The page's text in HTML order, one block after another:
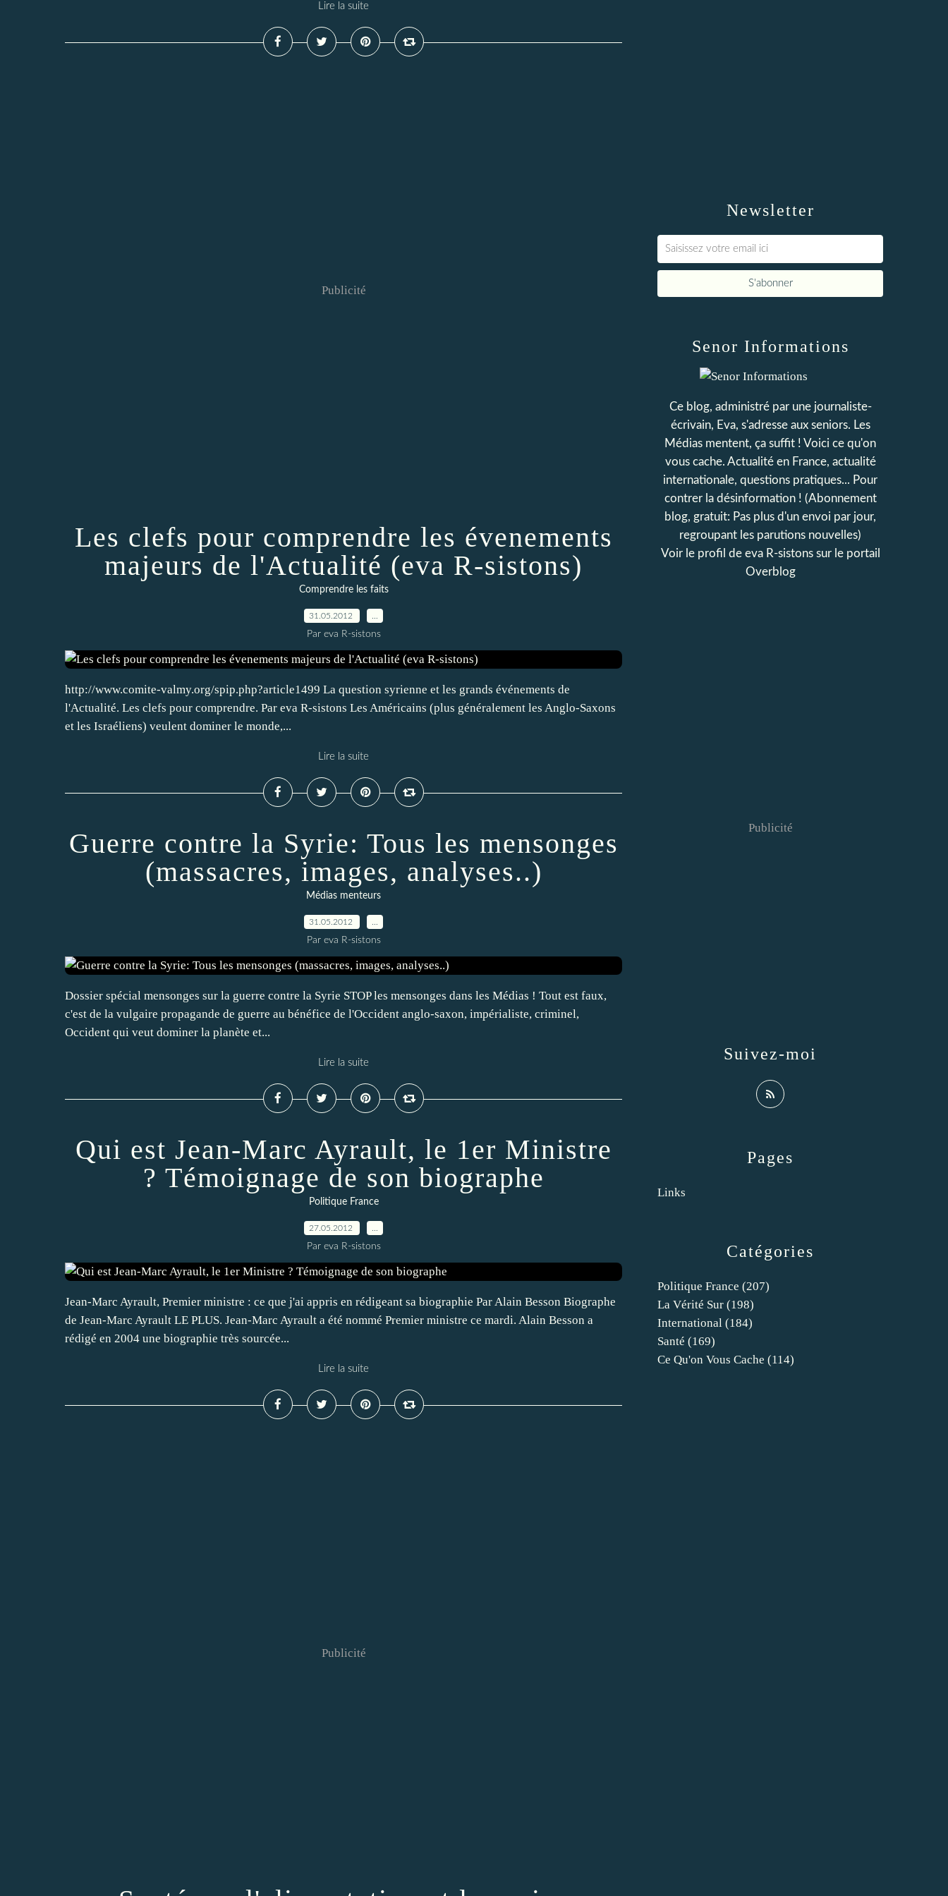
Lire la suite
Publicité
Les clefs pour comprendre les évenements
majeurs de l'Actualité (eva R-sistons)
Comprendre les faits
31.05.2012
Par eva R-sistons
http://www.comite-valmy.org/spip.php?article1499 La question syrienne et les grands événements de
l'Actualité. Les clefs pour comprendre. Par eva R-sistons Les Américains (plus généralement les Anglo-Saxons
et les Israéliens) veulent dominer le monde,...
Lire la suite
Guerre contre la Syrie: Tous les mensonges
(massacres, images, analyses..)
Médias menteurs
31.05.2012
Par eva R-sistons
Dossier spécial mensonges sur la guerre contre la Syrie STOP les mensonges dans les Médias ! Tout est faux,
c'est de la vulgaire propagande de guerre au bénéfice de l'Occident anglo-saxon, impérialiste, criminel,
Occident qui veut dominer la planète et...
Lire la suite
Qui est Jean-Marc Ayrault, le 1er Ministre
? Témoignage de son biographe
Politique France
27.05.2012
Par eva R-sistons
Jean-Marc Ayrault, Premier ministre : ce que j'ai appris en rédigeant sa biographie Par Alain Besson Biographe
de Jean-Marc Ayrault LE PLUS. Jean-Marc Ayrault a été nommé Premier ministre ce mardi. Alain Besson a
rédigé en 2004 une biographie très sourcée...
Lire la suite
Publicité
Newsletter
Catégories
Politique France (207)
La Vérité Sur (198)
International (184)
Santé (169)
Ce Qu'on Vous Cache (114)
Pages
Links
Senor Informations
Ce blog, administré par une journaliste-
écrivain, Eva, s'adresse aux seniors. Les
Médias mentent, ça suffit ! Voici ce qu'on
vous cache. Actualité en France, actualité
internationale, questions pratiques... Pour
contrer la désinformation ! (Abonnement
blog, gratuit: Pas plus d'un envoi par jour,
regroupant les parutions nouvelles)
Voir le profil de eva R-sistonssur le portail
Overblog
Suivez-moi
Publicité